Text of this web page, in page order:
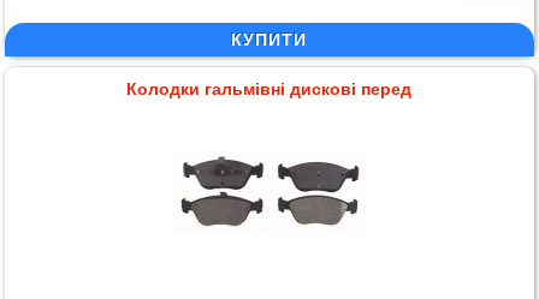
КУПИТИ
Колодки гальмівні дискові перед